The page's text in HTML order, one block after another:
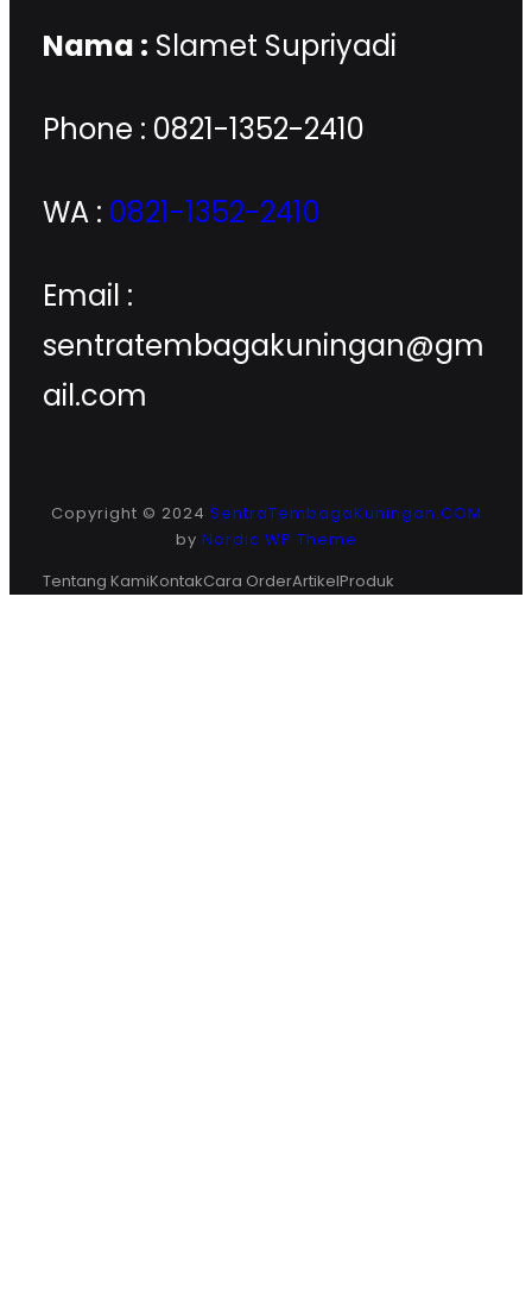
Nama : Slamet Supriyadi
Phone : 0821-1352-2410
WA : 0821-1352-2410
Email :
sentratembagakuningan@gm
ail.com
Copyright © 2024 SentraTembagaKuningan.COM
by Nordic WP Theme
Tentang KamiKontakCara OrderArtikelProduk